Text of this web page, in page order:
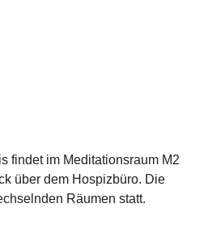
findet im Meditationsraum M2
über dem Hospizbüro. Die
Räumen statt.